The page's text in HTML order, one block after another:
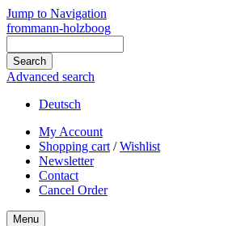
Jump to Navigation
frommann-holzboog
Advanced search
Deutsch
My Account
Shopping cart /Wishlist
Newsletter
Contact
Cancel Order
Menu